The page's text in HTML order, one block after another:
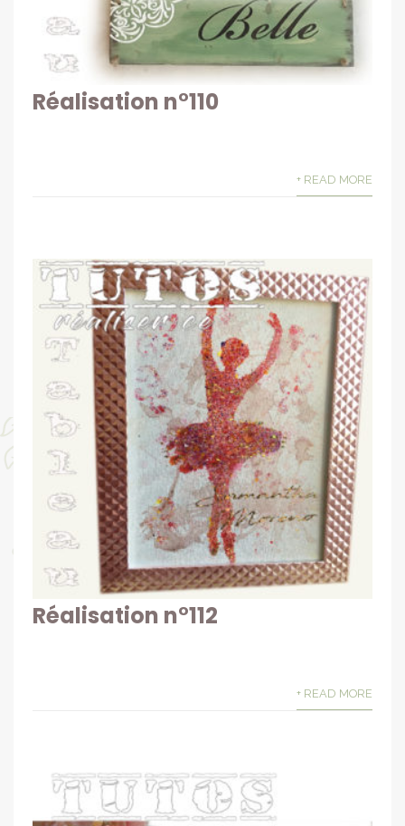
Réalisation n°110
+ READ MORE
Réalisation n°112
+ READ MORE